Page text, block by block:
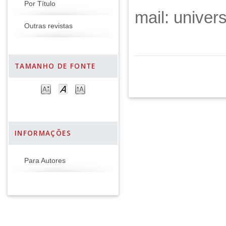
Por Título
Outras revistas
TAMANHO DE FONTE
INFORMAÇÕES
Para Autores
mail: